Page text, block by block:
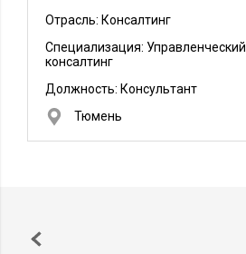
Отрасль: Консалтинг
Специализация: Управленческий
консалтинг
Должность: Консультант
Тюмень